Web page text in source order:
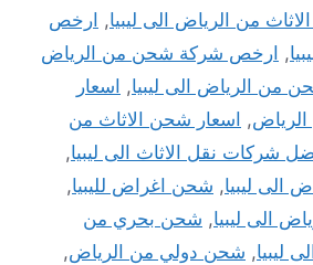
من الرياض الى ليبيا, ارخص
, ارخص شركة شحن من الرياض
من الرياض الى ليبيا, اسعار
الرياض, اسعار شحن الاثاث من
شركات نقل الاثاث الى ليبيا,
الى ليبيا, شحن اغراض لليبيا,
الى ليبيا, شحن بحري من
ليبيا, شحن دولي من الرياض,